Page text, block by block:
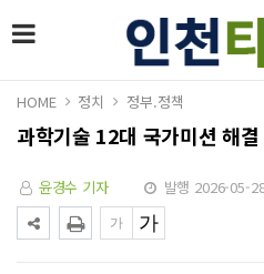
HOME 정치 정부.정책
과학기술 12대 국가미션 해
윤경수 기자 발행 2026-05-